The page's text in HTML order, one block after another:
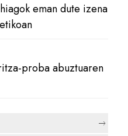
eman dute izena
proba abuztuaren